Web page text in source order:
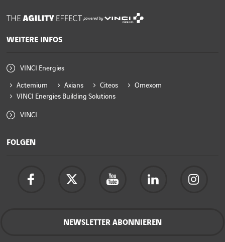
powered by
WEITERE INFOS
VINCI Energies
Actemium Axians Citeos
Omexom
VINCI Energies Building Solutions
VINCI
FOLGEN
NEWSLETTER ABONNIEREN